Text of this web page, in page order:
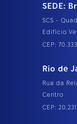
SEDE:
SCS -
Edifício
CEP:
Rio de
Rua da
Centro
CEP: